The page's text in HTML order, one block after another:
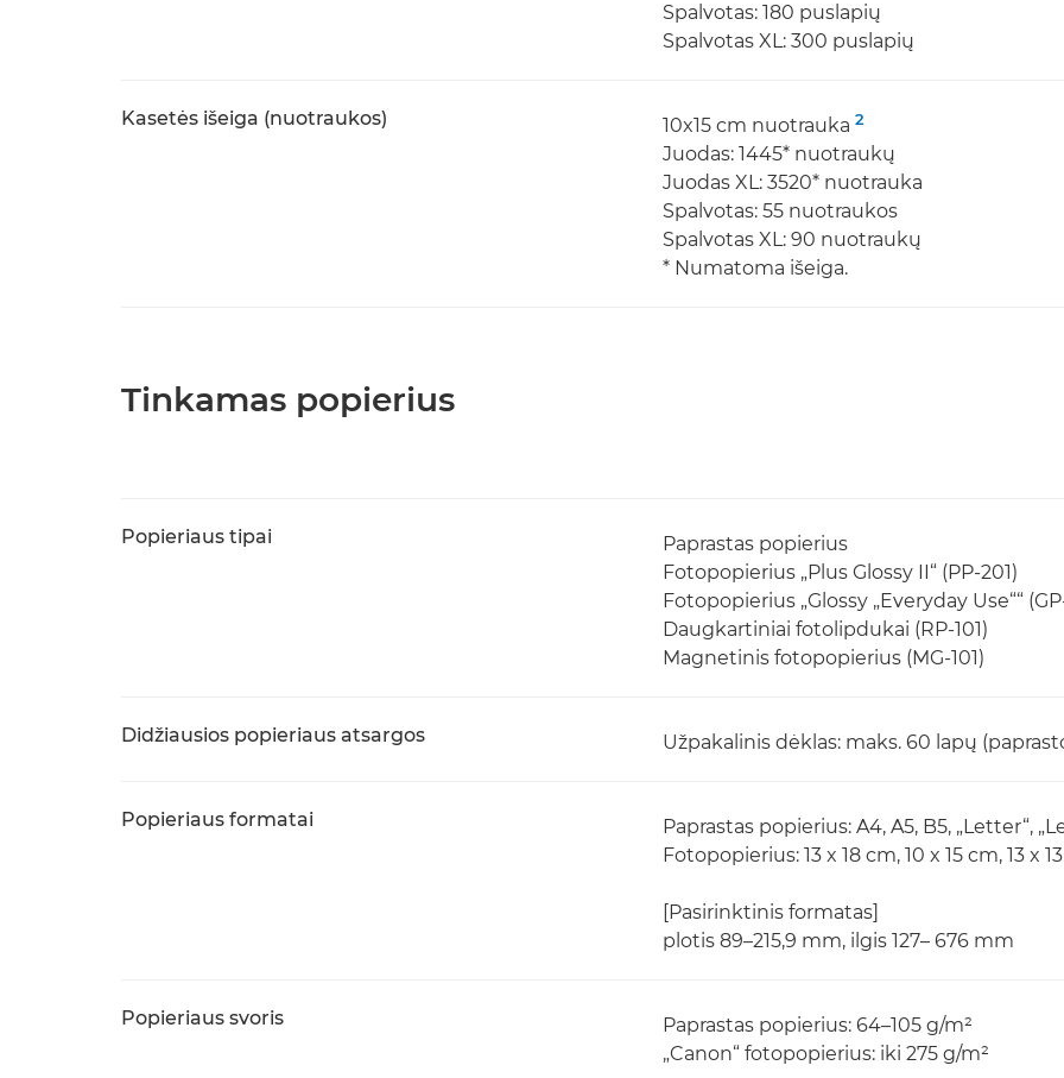
Spalvotas: 180 puslapių
Spalvotas XL: 300 puslapių
Kasetės išeiga (nuotraukos) 10x15 cm nuotrauka 2
Juodas: 1445* nuotraukų
Juodas XL: 3520* nuotrauka
Spalvotas: 55 nuotraukos
Spalvotas XL: 90 nuotraukų
* Numatoma išeiga.
Tinkamas popierius
Popieriaus tipai
Paprastas popierius
Fotopopierius „Plus Glossy II“ (PP-201)
Fotopopierius „Glossy „Everyday Use““
Daugkartiniai fotolipdukai (RP-101)
Magnetinis fotopopierius (MG-101)
Didžiausios popieriaus atsargos Užpakalinis dėklas: maks. 60 lapų
Popieriaus formatai
Paprastas popierius: A4, A5, B5, „Letter“,
Fotopopierius: 13 x 18 cm, 10 x 15 cm, 13 x
[Pasirinktinis formatas]
plotis 89–215,9 mm, ilgis 127– 676 mm
Popieriaus svoris
Paprastas popierius: 64–105 g/m²
„Canon“ fotopopierius: iki 275 g/m²